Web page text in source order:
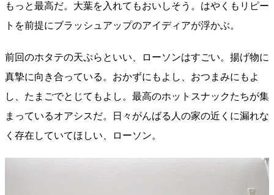
もっと最高だ。大葉を入れてもおいしそう。はやくもリピー
トを前提にブラッシュアップのアイディアが浮かぶ。
前回のホタテの天ぷらといい、ローソンはすごい。揚げ物に
真摯に向き合っている。おかずにもよし、おつまみにもよ
し、たまごでとじてもよし。最高のホットスナックたちが集
まっているオアシスだ。日々がんばる人の家の近くに漏れな
く存在していてほしい、ローソン。